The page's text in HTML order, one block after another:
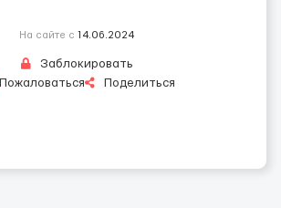
На сайте с 14.06.2024
Заблокировать
Пожаловаться
Поделиться